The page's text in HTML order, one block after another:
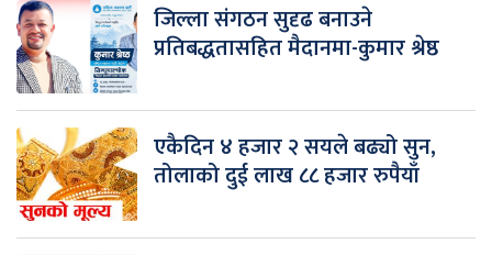
जिल्ला संगठन सुदृढ बनाउने
प्रतिबद्धतासहित मैदानमा-कुमार श्रेष्ठ
एकैदिन ४ हजार २ सयले बढ्यो सुन,
तोलाको दुई लाख ८८ हजार रुपैयाँ